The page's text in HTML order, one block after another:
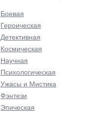
Боевая
Героическая
Детективная
Космическая
Научная
Психологическая
Ужасы и Мистика
Фэнтези
Эпическая